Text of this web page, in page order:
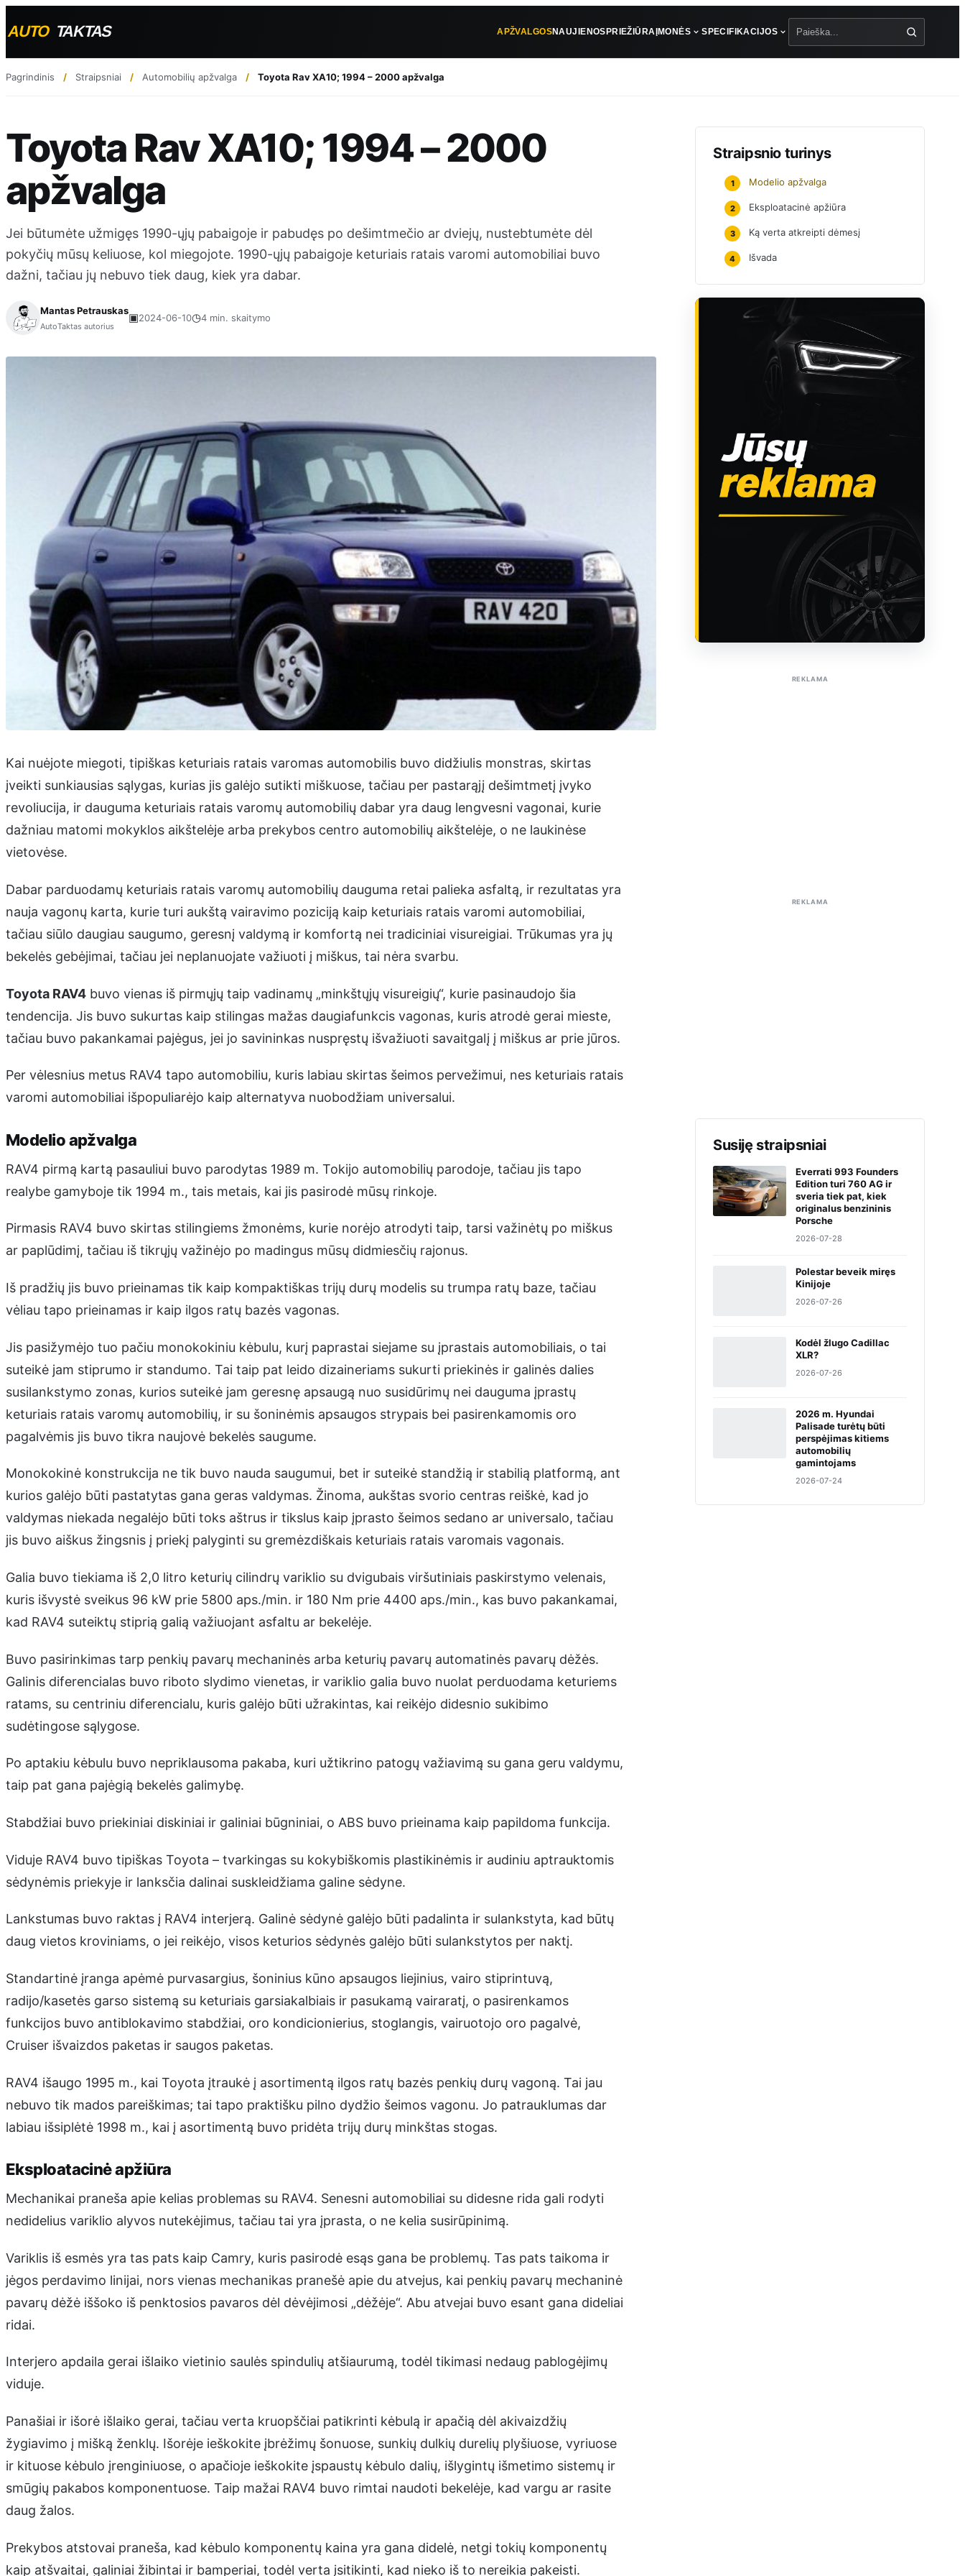
APŽVALGOSNAUJIENOSPRIEŽIŪRA ĮMONĖS SPECIFIKACIJOS
Pagrindinis Straipsniai Automobilių apžvalga Toyota Rav XA10; 1994 – 2000 apžvalga
Toyota Rav XA10; 1994 – 2000
apžvalga
Jei būtumėte užmigęs 1990-ųjų pabaigoje ir pabudęs po dešimtmečio ar dviejų, nustebtumėte dėl
pokyčių mūsų keliuose, kol miegojote. 1990-ųjų pabaigoje keturiais ratais varomi automobiliai buvo
dažni, tačiau jų nebuvo tiek daug, kiek yra dabar.
Mantas Petrauskas
AutoTaktas autorius
▣2024-06-10◷4 min. skaitymo
Kai nuėjote miegoti, tipiškas keturiais ratais varomas automobilis buvo didžiulis monstras, skirtas
įveikti sunkiausias sąlygas, kurias jis galėjo sutikti miškuose, tačiau per pastarąjį dešimtmetį įvyko
revoliucija, ir dauguma keturiais ratais varomų automobilių dabar yra daug lengvesni vagonai, kurie
dažniau matomi mokyklos aikštelėje arba prekybos centro automobilių aikštelėje, o ne laukinėse
vietovėse.
Dabar parduodamų keturiais ratais varomų automobilių dauguma retai palieka asfaltą, ir rezultatas yra
nauja vagonų karta, kurie turi aukštą vairavimo poziciją kaip keturiais ratais varomi automobiliai,
tačiau siūlo daugiau saugumo, geresnį valdymą ir komfortą nei tradiciniai visureigiai. Trūkumas yra jų
bekelės gebėjimai, tačiau jei neplanuojate važiuoti į miškus, tai nėra svarbu.
Toyota RAV4 buvo vienas iš pirmųjų taip vadinamų „minkštųjų visureigių“, kurie pasinaudojo šia
tendencija. Jis buvo sukurtas kaip stilingas mažas daugiafunkcis vagonas, kuris atrodė gerai mieste,
tačiau buvo pakankamai pajėgus, jei jo savininkas nuspręstų išvažiuoti savaitgalį į miškus ar prie jūros.
Per vėlesnius metus RAV4 tapo automobiliu, kuris labiau skirtas šeimos pervežimui, nes keturiais ratais
varomi automobiliai išpopuliarėjo kaip alternatyva nuobodžiam universalui.
Modelio apžvalga
RAV4 pirmą kartą pasauliui buvo parodytas 1989 m. Tokijo automobilių parodoje, tačiau jis tapo
realybe gamyboje tik 1994 m., tais metais, kai jis pasirodė mūsų rinkoje.
Pirmasis RAV4 buvo skirtas stilingiems žmonėms, kurie norėjo atrodyti taip, tarsi važinėtų po miškus
ar paplūdimį, tačiau iš tikrųjų važinėjo po madingus mūsų didmiesčių rajonus.
Iš pradžių jis buvo prieinamas tik kaip kompaktiškas trijų durų modelis su trumpa ratų baze, tačiau
vėliau tapo prieinamas ir kaip ilgos ratų bazės vagonas.
Jis pasižymėjo tuo pačiu monokokiniu kėbulu, kurį paprastai siejame su įprastais automobiliais, o tai
suteikė jam stiprumo ir standumo. Tai taip pat leido dizaineriams sukurti priekinės ir galinės dalies
susilankstymo zonas, kurios suteikė jam geresnę apsaugą nuo susidūrimų nei dauguma įprastų
keturiais ratais varomų automobilių, ir su šoninėmis apsaugos strypais bei pasirenkamomis oro
pagalvėmis jis buvo tikra naujovė bekelės saugume.
Monokokinė konstrukcija ne tik buvo nauda saugumui, bet ir suteikė standžią ir stabilią platformą, ant
kurios galėjo būti pastatytas gana geras valdymas. Žinoma, aukštas svorio centras reiškė, kad jo
valdymas niekada negalėjo būti toks aštrus ir tikslus kaip įprasto šeimos sedano ar universalo, tačiau
jis buvo aiškus žingsnis į priekį palyginti su gremėzdiškais keturiais ratais varomais vagonais.
Galia buvo tiekiama iš 2,0 litro keturių cilindrų variklio su dvigubais viršutiniais paskirstymo velenais,
kuris išvystė sveikus 96 kW prie 5800 aps./min. ir 180 Nm prie 4400 aps./min., kas buvo pakankamai,
kad RAV4 suteiktų stiprią galią važiuojant asfaltu ar bekelėje.
Buvo pasirinkimas tarp penkių pavarų mechaninės arba keturių pavarų automatinės pavarų dėžės.
Galinis diferencialas buvo riboto slydimo vienetas, ir variklio galia buvo nuolat perduodama keturiems
ratams, su centriniu diferencialu, kuris galėjo būti užrakintas, kai reikėjo didesnio sukibimo
sudėtingose sąlygose.
Po aptakiu kėbulu buvo nepriklausoma pakaba, kuri užtikrino patogų važiavimą su gana geru valdymu,
taip pat gana pajėgią bekelės galimybę.
Stabdžiai buvo priekiniai diskiniai ir galiniai būgniniai, o ABS buvo prieinama kaip papildoma funkcija.
Viduje RAV4 buvo tipiškas Toyota – tvarkingas su kokybiškomis plastikinėmis ir audiniu aptrauktomis
sėdynėmis priekyje ir lanksčia dalinai suskleidžiama galine sėdyne.
Lankstumas buvo raktas į RAV4 interjerą. Galinė sėdynė galėjo būti padalinta ir sulankstyta, kad būtų
daug vietos kroviniams, o jei reikėjo, visos keturios sėdynės galėjo būti sulankstytos per naktį.
Standartinė įranga apėmė purvasargius, šoninius kūno apsaugos liejinius, vairo stiprintuvą,
radijo/kasetės garso sistemą su keturiais garsiakalbiais ir pasukamą vairaratį, o pasirenkamos
funkcijos buvo antiblokavimo stabdžiai, oro kondicionierius, stoglangis, vairuotojo oro pagalvė,
Cruiser išvaizdos paketas ir saugos paketas.
RAV4 išaugo 1995 m., kai Toyota įtraukė į asortimentą ilgos ratų bazės penkių durų vagoną. Tai jau
nebuvo tik mados pareiškimas; tai tapo praktišku pilno dydžio šeimos vagonu. Jo patrauklumas dar
labiau išsiplėtė 1998 m., kai į asortimentą buvo pridėta trijų durų minkštas stogas.
Eksploatacinė apžiūra
Mechanikai praneša apie kelias problemas su RAV4. Senesni automobiliai su didesne rida gali rodyti
nedidelius variklio alyvos nutekėjimus, tačiau tai yra įprasta, o ne kelia susirūpinimą.
Variklis iš esmės yra tas pats kaip Camry, kuris pasirodė esąs gana be problemų. Tas pats taikoma ir
jėgos perdavimo linijai, nors vienas mechanikas pranešė apie du atvejus, kai penkių pavarų mechaninė
pavarų dėžė iššoko iš penktosios pavaros dėl dėvėjimosi „dėžėje“. Abu atvejai buvo esant gana dideliai
ridai.
Interjero apdaila gerai išlaiko vietinio saulės spindulių atšiaurumą, todėl tikimasi nedaug pablogėjimų
viduje.
Panašiai ir išorė išlaiko gerai, tačiau verta kruopščiai patikrinti kėbulą ir apačią dėl akivaizdžių
žygiavimo į mišką ženklų. Išorėje ieškokite įbrėžimų šonuose, sunkių dulkių durelių plyšiuose, vyriuose
ir kituose kėbulo įrenginiuose, o apačioje ieškokite įspaustų kėbulo dalių, išlygintų išmetimo sistemų ir
smūgių pakabos komponentuose. Taip mažai RAV4 buvo rimtai naudoti bekelėje, kad vargu ar rasite
daug žalos.
Prekybos atstovai praneša, kad kėbulo komponentų kaina yra gana didelė, netgi tokių komponentų
kaip atšvaitai, galiniai žibintai ir bamperiai, todėl verta įsitikinti, kad nieko iš to nereikia pakeisti.
Straipsnio turinys
1 Modelio apžvalga
2 Eksploatacinė apžiūra
3 Ką verta atkreipti dėmesį
4 Išvada
REKLAMA
REKLAMA
Susiję straipsniai
Everrati 993 Founders
Edition turi 760 AG ir
sveria tiek pat, kiek
originalus benzininis
Porsche
2026-07-28
Polestar beveik miręs
Kinijoje
2026-07-26
Kodėl žlugo Cadillac
XLR?
2026-07-26
2026 m. Hyundai
Palisade turėtų būti
perspėjimas kitiems
automobilių
gamintojams
2026-07-24